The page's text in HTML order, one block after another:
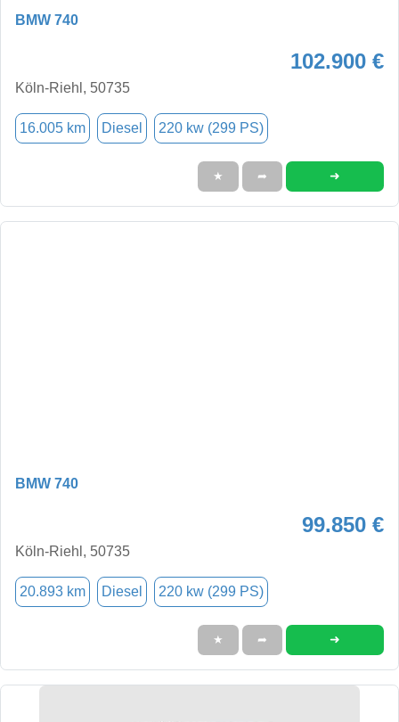
BMW 740
102.900 €
Köln-Riehl, 50735
16.005 km Diesel 220 kw (299 PS)
★ ➦ ➜
BMW 740
99.850 €
Köln-Riehl, 50735
20.893 km Diesel 220 kw (299 PS)
★ ➦ ➜